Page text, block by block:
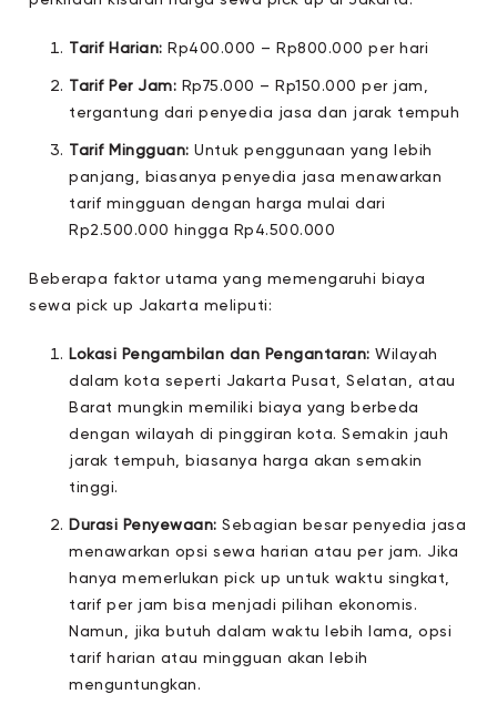
Tarif Harian: Rp400.000 – Rp800.000 per hari
Tarif Per Jam: Rp75.000 – Rp150.000 per jam,
tergantung dari penyedia jasa dan jarak tempuh
Tarif Mingguan: Untuk penggunaan yang lebih
panjang, biasanya penyedia jasa menawarkan
tarif mingguan dengan harga mulai dari
Rp2.500.000 hingga Rp4.500.000
Beberapa faktor utama yang memengaruhi biaya
sewa pick up Jakarta meliputi:
Lokasi Pengambilan dan Pengantaran:Wilayah
dalam kota seperti Jakarta Pusat, Selatan, atau
Barat mungkin memiliki biaya yang berbeda
dengan wilayah di pinggiran kota. Semakin jauh
jarak tempuh, biasanya harga akan semakin
tinggi.
Durasi Penyewaan:Sebagian besar penyedia jasa
menawarkan opsi sewa harian atau per jam. Jika
hanya memerlukan pick up untuk waktu singkat,
tarif per jam bisa menjadi pilihan ekonomis.
Namun, jika butuh dalam waktu lebih lama, opsi
tarif harian atau mingguan akan lebih
menguntungkan.